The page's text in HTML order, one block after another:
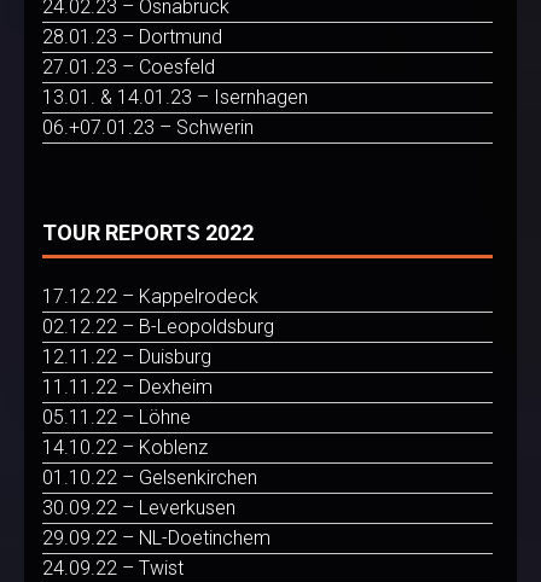
24.02.23 – Osnabrück
28.01.23 – Dortmund
27.01.23 – Coesfeld
13.01. & 14.01.23 – Isernhagen
06.+07.01.23 – Schwerin
TOUR REPORTS 2022
17.12.22 – Kappelrodeck
02.12.22 – B-Leopoldsburg
12.11.22 – Duisburg
11.11.22 – Dexheim
05.11.22 – Löhne
14.10.22 – Koblenz
01.10.22 – Gelsenkirchen
30.09.22 – Leverkusen
29.09.22 – NL-Doetinchem
24.09.22 – Twist